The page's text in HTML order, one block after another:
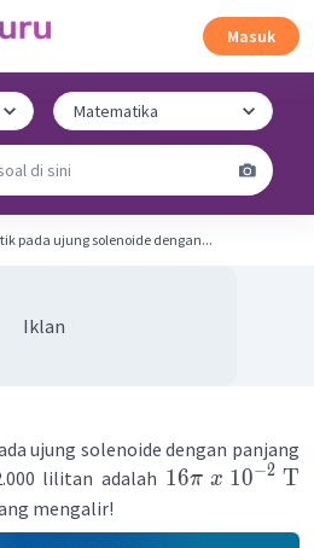
Masuk
pada ujung solenoide dengan...
Iklan
ujung solenoide dengan panjang
lilitan adalah 16π x 10−2 T
mengalir!